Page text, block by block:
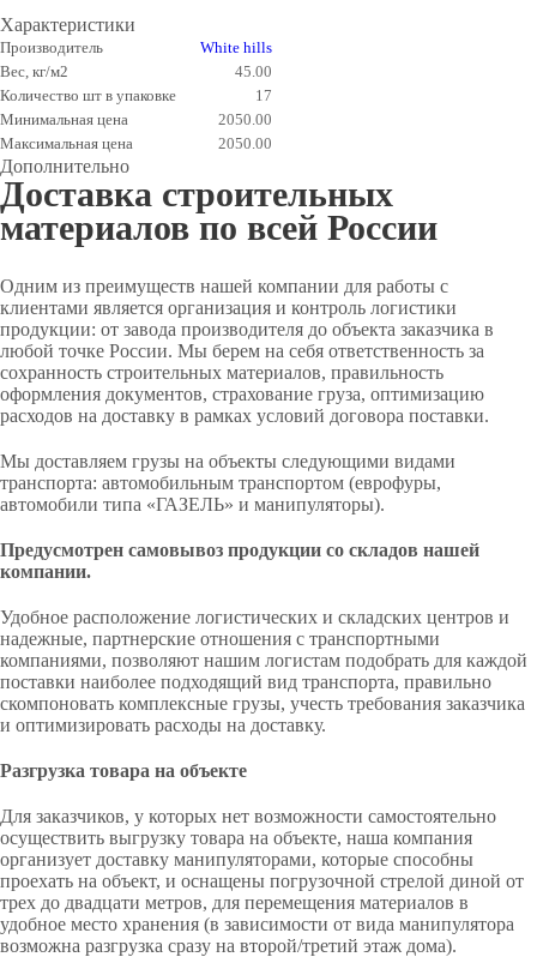
Характеристики
Производитель
White hills
Вес, кг/м2
45.00
Количество шт в упаковке
17
Минимальная цена
2050.00
Максимальная цена
2050.00
Дополнительно
Доставка строительных
материалов по всей России
Одним из преимуществ нашей компании для работы с
клиентами является организация и контроль логистики
продукции: от завода производителя до объекта заказчика в
любой точке России. Мы берем на себя ответственность за
сохранность строительных материалов, правильность
оформления документов, страхование груза, оптимизацию
расходов на доставку в рамках условий договора поставки.
Мы доставляем грузы на объекты следующими видами
транспорта: автомобильным транспортом (еврофуры,
автомобили типа «ГАЗЕЛЬ» и манипуляторы).
Предусмотрен самовывоз продукции со складов нашей
компании.
Удобное расположение логистических и складских центров и
надежные, партнерские отношения с транспортными
компаниями, позволяют нашим логистам подобрать для каждой
поставки наиболее подходящий вид транспорта, правильно
скомпоновать комплексные грузы, учесть требования заказчика
и оптимизировать расходы на доставку.
Разгрузка товара на объекте
Для заказчиков, у которых нет возможности самостоятельно
осуществить выгрузку товара на объекте, наша компания
организует доставку манипуляторами, которые способны
проехать на объект, и оснащены погрузочной стрелой диной от
трех до двадцати метров, для перемещения материалов в
удобное место хранения (в зависимости от вида манипулятора
возможна разгрузка сразу на второй/третий этаж дома).